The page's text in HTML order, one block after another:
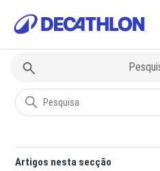
Decathlon Questões sobre Desportos
Artigos nesta secção